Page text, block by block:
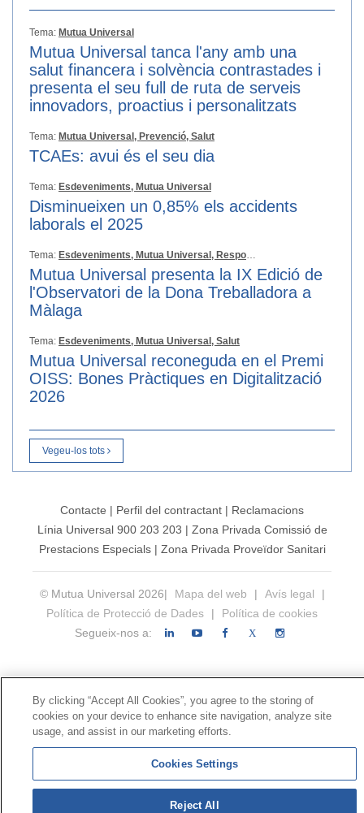
Tema: Mutua Universal
Mutua Universal tanca l'any amb una
salut financera i solvència contrastades i
presenta el seu full de ruta de serveis
innovadors, proactius i personalitzats
Tema: Mutua Universal, Prevenció, Salut
TCAEs: avui és el seu dia
Tema: Esdeveniments, Mutua Universal
Disminueixen un 0,85% els accidents
laborals el 2025
Tema: Esdeveniments, Mutua Universal, Responsabilitat Social
Mutua Universal presenta la IX Edició de
l'Observatori de la Dona Treballadora a
Màlaga
Tema: Esdeveniments, Mutua Universal, Salut
Mutua Universal reconeguda en el Premi
OISS: Bones Pràctiques en Digitalització
2026
Vegeu-los tots
Contacte | Perfil del contractant | Reclamacions
Línia Universal 900 203 203 | Zona Privada Comissió de
Prestacions Especials| Zona Privada Proveïdor Sanitari
© Mutua Universal 2026| Mapa del web | Avís legal
|
Política de Protecció de Dades
|
Política de cookies
Segueix-nos a:
X
By clicking “Accept All Cookies”, you agree to the storing of
cookies on your device to enhance site navigation, analyze site
usage, and assist in our marketing efforts.
Cookies Settings
Reject All